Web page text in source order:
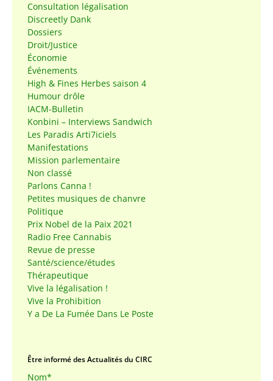
Consultation légalisation
Discreetly Dank
Dossiers
Droit/Justice
Économie
Événements
High & Fines Herbes saison 4
Humour drôle
IACM-Bulletin
Konbini – Interviews Sandwich
Les Paradis Arti7iciels
Manifestations
Mission parlementaire
Non classé
Parlons Canna !
Petites musiques de chanvre
Politique
Prix Nobel de la Paix 2021
Radio Free Cannabis
Revue de presse
Santé/science/études
Thérapeutique
Vive la légalisation !
Vive la Prohibition
Y a De La Fumée Dans Le Poste
Être informé des Actualités du CIRC
Nom*